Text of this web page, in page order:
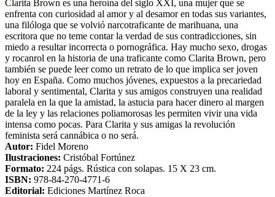
Clarita Brown es una heroína del siglo XXI, una mujer que se
enfrenta con curiosidad al amor y al desamor en todas sus variantes,
una filóloga que se volvió narcotraficante de marihuana, una
escritora que no teme contar la verdad de sus contradicciones, sin
miedo a resultar incorrecta o pornográfica. Hay mucho sexo, drogas
y rocanrol en la historia de una traficante como Clarita Brown, pero
también se puede leer como un retrato de lo que implica ser joven
hoy en España. Como muchos jóvenes, expuestos a la precariedad
laboral y sentimental, Clarita y sus amigos construyen una realidad
paralela en la que la amistad, la astucia para hacer dinero al margen
de la ley y las relaciones poliamorosas les permiten vivir una vida
intensa como pocas. Para Clarita y sus amigas la revolución
feminista será cannábica o no será.
Autor: Fidel Moreno
Ilustraciones: Cristóbal Fortúnez
Formato: 224 págs. Rústica con solapas. 15 X 23 cm.
ISBN: 978-84-270-4771-6
Editorial: Ediciones Martínez Roca